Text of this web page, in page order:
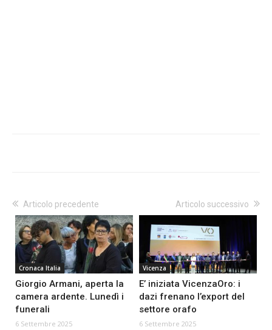
Articolo precedente
Cronaca Italia
Giorgio Armani, aperta la
camera ardente. Lunedì i
funerali
6 Settembre 2025
Articolo successivo
Vicenza
E’ iniziata VicenzaOro: i
dazi frenano l’export del
settore orafo
6 Settembre 2025